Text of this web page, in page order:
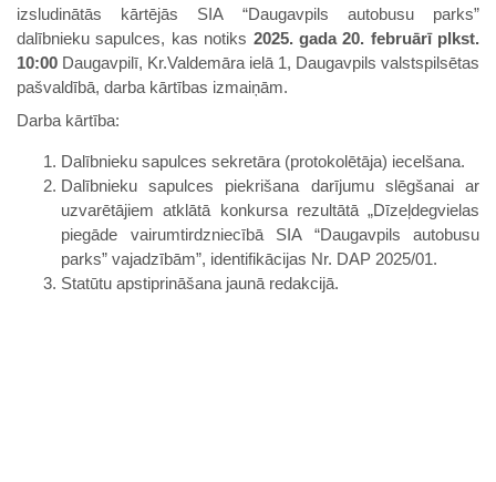
izsludinātās kārtējās SIA “Daugavpils autobusu parks”
dalībnieku sapulces, kas notiks 2025. gada 20. februārī plkst.
10:00 Daugavpilī, Kr.Valdemāra ielā 1, Daugavpils valstspilsētas
pašvaldībā, darba kārtības izmaiņām.
Darba kārtība:
Dalībnieku sapulces sekretāra (protokolētāja) iecelšana.
Dalībnieku sapulces piekrišana darījumu slēgšanai ar
uzvarētājiem atklātā konkursa rezultātā „Dīzeļdegvielas
piegāde vairumtirdzniecībā SIA “Daugavpils autobusu
parks” vajadzībām”, identifikācijas Nr. DAP 2025/01.
Statūtu apstiprināšana jaunā redakcijā.